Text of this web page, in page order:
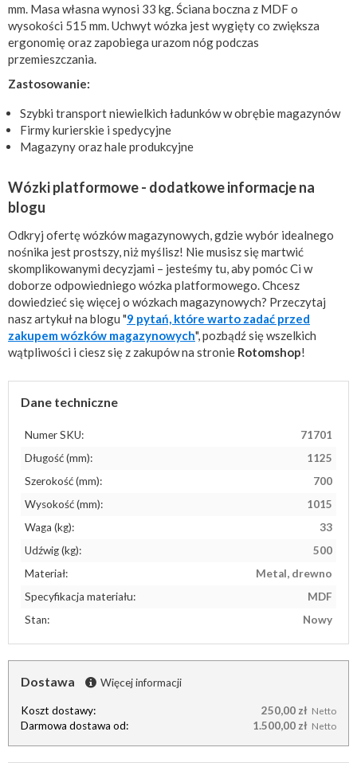
mm. Masa własna wynosi 33 kg. Ściana boczna z MDF o
wysokości 515 mm. Uchwyt wózka jest wygięty co zwiększa
ergonomię oraz zapobiega urazom nóg podczas
przemieszczania.
Zastosowanie:
Szybki transport niewielkich ładunków w obrębie magazynów
Firmy kurierskie i spedycyjne
Magazyny oraz hale produkcyjne
Wózki platformowe - dodatkowe informacje na
blogu
Odkryj ofertę wózków magazynowych, gdzie wybór idealnego
nośnika jest prostszy, niż myślisz! Nie musisz się martwić
skomplikowanymi decyzjami – jesteśmy tu, aby pomóc Ci w
doborze odpowiedniego wózka platformowego. Chcesz
dowiedzieć się więcej o wózkach magazynowych? Przeczytaj
nasz artykuł na blogu "9 pytań, które warto zadać przed
zakupem wózków magazynowych", pozbądź się wszelkich
wątpliwości i ciesz się z zakupów na stronie Rotomshop!
Dane techniczne
Numer SKU:
71701
Długość (mm):
1125
Szerokość (mm):
700
Wysokość (mm):
1015
Waga (kg):
33
Udźwig (kg):
500
Materiał:
Metal, drewno
Specyfikacja materiału:
MDF
Stan:
Nowy
Dostawa Więcej informacji
Koszt dostawy: 250,00 zł Netto
Darmowa dostawa od: 1.500,00 zł Netto